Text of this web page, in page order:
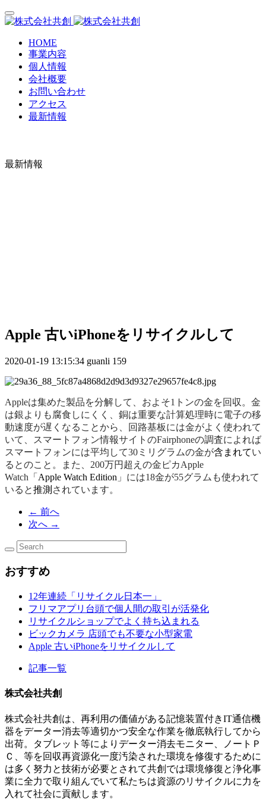
HOME
事業内容
個人情報
会社概要
お問い合わせ
アクセス
最新情報
最新情報
Apple 古いiPhoneをリサイクルして
2020-01-19 13:15:34 guanli 159
Appleは集めた製品を分解して、およそ1トンの金を回収。金
は銀よりも腐食しにくく、銅は重要な計算処理時に電子の移
動速度が遅くなることから、回路基板には金がよく使われて
いて、スマートフォン情報サイトのFairphoneの調査によれば
スマートフォンには平均して30ミリグラムの金が含まれてい
るとのこと。また、200万円超えの金ピカApple
Watch「 Apple Watch Edition 」には18金が55グラムも使われて
いると推測 されています。
← 前へ
次へ →
おすすめ
12年連続「リサイクル日本一」
フリマアプリ台頭で個人間の取引が活発化
リサイクルショップでよく持ち込まれる
ビックカメラ 店頭でも不要な小型家電
Apple 古いiPhoneをリサイクルして
記事一覧
株式会社共創
株式会社共創は、再利用の価値がある記憶装置付きIT通信機
器をデーター消去等適切かつ安全な作業を徹底執行してから
出荷。タブレット等によりデーター消去モニター、ノートＰ
Ｃ、等を回収再資源化一度汚染された環境を修復するために
は多く努力と技術が必要とされて共創では環境修復と浄化事
業に全力で取り組んでいて私たちは資源のリサイクルに力を
入れて社会に貢献します。